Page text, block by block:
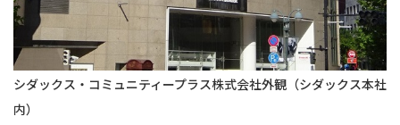
シダックス・コミュニティープラス株式会社外観（シダックス本社
内）